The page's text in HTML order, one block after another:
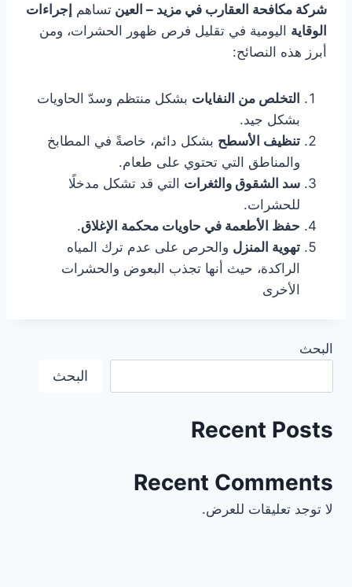
شركة مكافحة العقارب في مزيد – العين تساهم إجراءات
الوقاية اليومية في تقليل فرص ظهور الحشرات، ومن
أبرز هذه النصائح:
التخلص من النفايات بشكل منتظم وسدّ الحاويات
بشكل جيد.
تنظيف الأسطح بشكل دائم، خاصةً في المطابخ
والمناطق التي تحتوي على طعام.
سد الشقوق والثغرات التي قد تشكل مدخلًا
للحشرات.
حفظ الأطعمة في حاويات محكمة الإغلاق.
تهوية المنزل والحرص على عدم ترك المياه
الراكدة، حيث أنها تجذب البعوض والحشرات
الأخرى
البحث
البحث
Recent Posts
Recent Comments
لا توجد تعليقات للعرض.